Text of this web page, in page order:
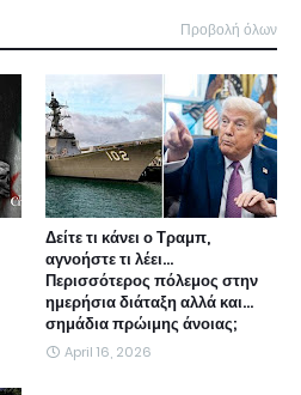
Προβολή όλων
Δείτε τι κάνει ο Τραμπ,
αγνοήστε τι λέει...
Περισσότερος πόλεμος στην
ημερήσια διάταξη αλλά και...
σημάδια πρώιμης άνοιας;
April 16, 2026